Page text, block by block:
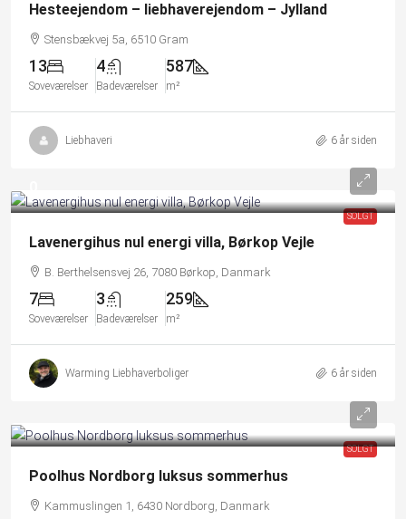
Hesteejendom – liebhaverejendom – Jylland
Stensbækvej 5a, 6510 Gram
13
Soveværelser
4
Badeværelser
587
m²
Liebhaveri 6 år siden
SOLGT
Lavenergihus nul energi villa, Børkop Vejle
B. Berthelsensvej 26, 7080 Børkop, Danmark
7
Soveværelser
3
Badeværelser
259
m²
Warming Liebhaverboliger 6 år siden
SOLGT
Poolhus Nordborg luksus sommerhus
Kammuslingen 1, 6430 Nordborg, Danmark